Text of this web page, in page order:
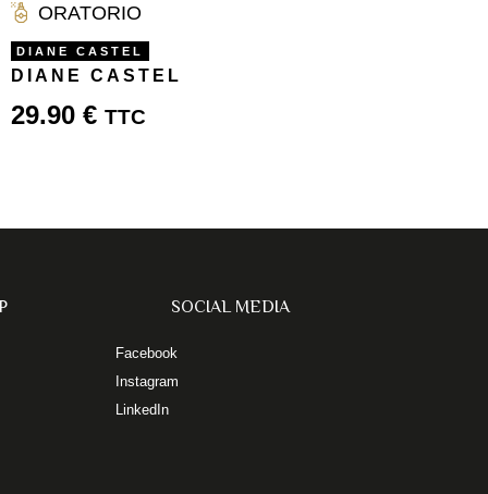
ORATORIO
DIANE CASTEL
DIANE CASTEL
29.90 € TTC
SOCIAL MEDIA
Facebook
Instagram
LinkedIn